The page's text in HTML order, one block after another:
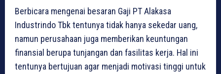
Berbicara mengenai besaran Gaji PT Alakasa
Industrindo Tbk tentunya tidak hanya sekedar uang,
namun perusahaan juga memberikan keuntungan
finansial berupa tunjangan dan fasilitas kerja. Hal ini
tentunya bertujuan agar menjadi motivasi tinggi untuk